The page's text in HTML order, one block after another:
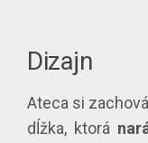
Dizajn
Ateca si
dĺžka, ktorá